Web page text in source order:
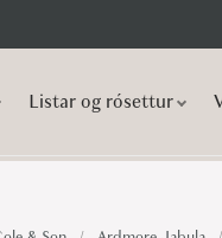
Listar og rósettur